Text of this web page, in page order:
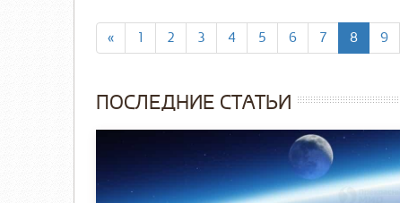
« 1 2 3 4 5 6 7 8 9
ПОСЛЕДНИЕ СТАТЬИ